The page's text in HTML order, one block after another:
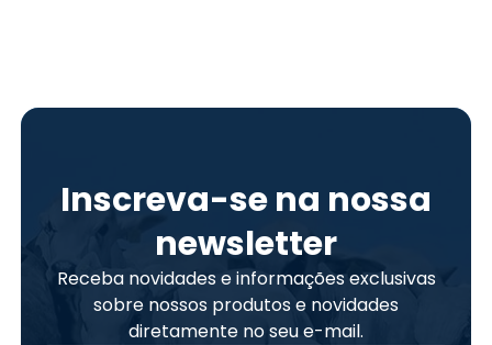
Inscreva-se na nossa
newsletter
Receba novidades e informações exclusivas
sobre nossos produtos e novidades
diretamente no seu e-mail.